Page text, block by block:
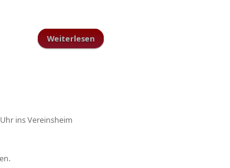
Weiterlesen
ins Vereinsheim